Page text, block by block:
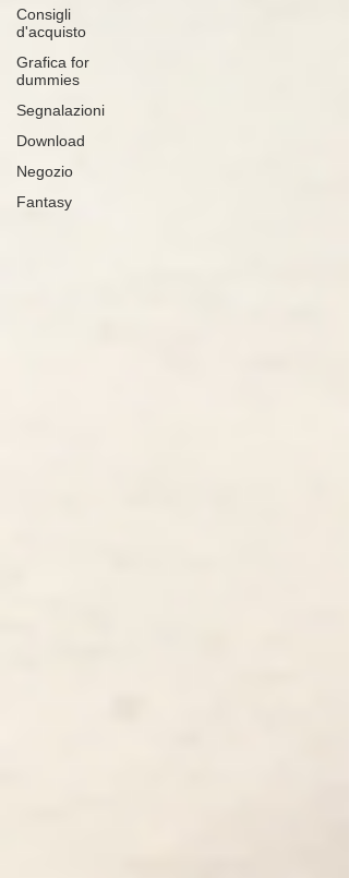
Consigli
d'acquisto
Grafica for
dummies
Segnalazioni
Download
Negozio
Fantasy